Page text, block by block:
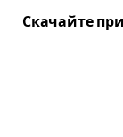
Скачайте